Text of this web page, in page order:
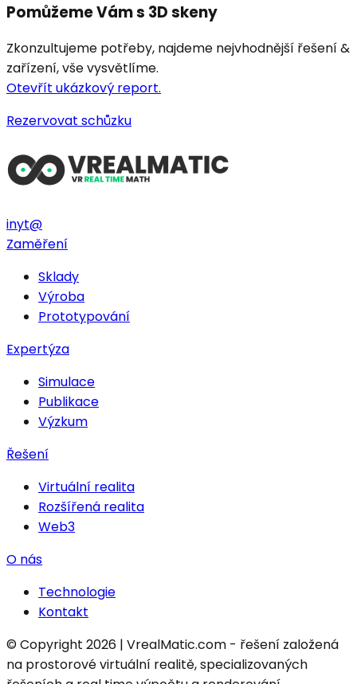
Pomůžeme Vám s 3D skeny
Zkonzultujeme potřeby, najdeme nejvhodnější řešení &
zařízení, vše vysvětlíme.
Otevřít ukázkový report.
Rezervovat schůzku
inyt@
Zaměření
Sklady
Výroba
Prototypování
Expertýza
Simulace
Publikace
Výzkum
Řešení
Virtuální realita
Rozšířená realita
Web3
O nás
Technologie
Kontakt
© Copyright 2026 | VrealMatic.com - řešení založená
na prostorové virtuální realitě, specializovaných